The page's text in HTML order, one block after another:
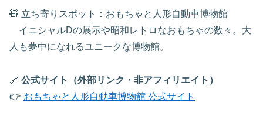
🧸 立ち寄りスポット：おもちゃと人形自動車博物館
イニシャルDの展示や昭和レトロなおもちゃの数々。大
人も夢中になれるユニークな博物館。
🔗 公式サイト（外部リンク・非アフィリエイト）
👉 おもちゃと人形自動車博物館 公式サイト